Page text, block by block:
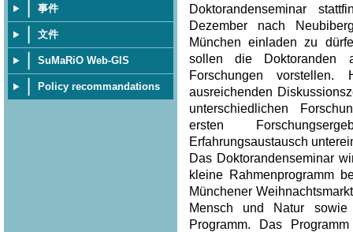
事件
文件
SuMaRiO Web-GIS
Policy recommandations
Doktorandenseminar
Dezember nach
München einladen zu
sollen die Doktoranden
Forschungen
ausreichenden
unterschiedlichen
ersten
Erfahrungsaustausch
Das Doktorandenseminar
kleine Rahmenprogramm
Münchener
Mensch und Natur
Programm. Das